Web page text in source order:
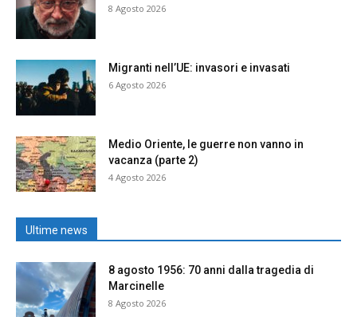
8 Agosto 2026
Migranti nell’UE: invasori e invasati
6 Agosto 2026
Medio Oriente, le guerre non vanno in
vacanza (parte 2)
4 Agosto 2026
Ultime news
8 agosto 1956: 70 anni dalla tragedia di
Marcinelle
8 Agosto 2026